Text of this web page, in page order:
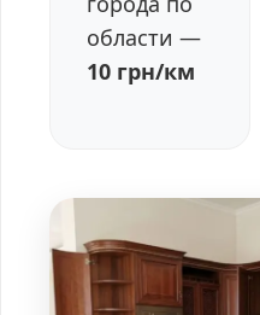
области —
10 грн/км